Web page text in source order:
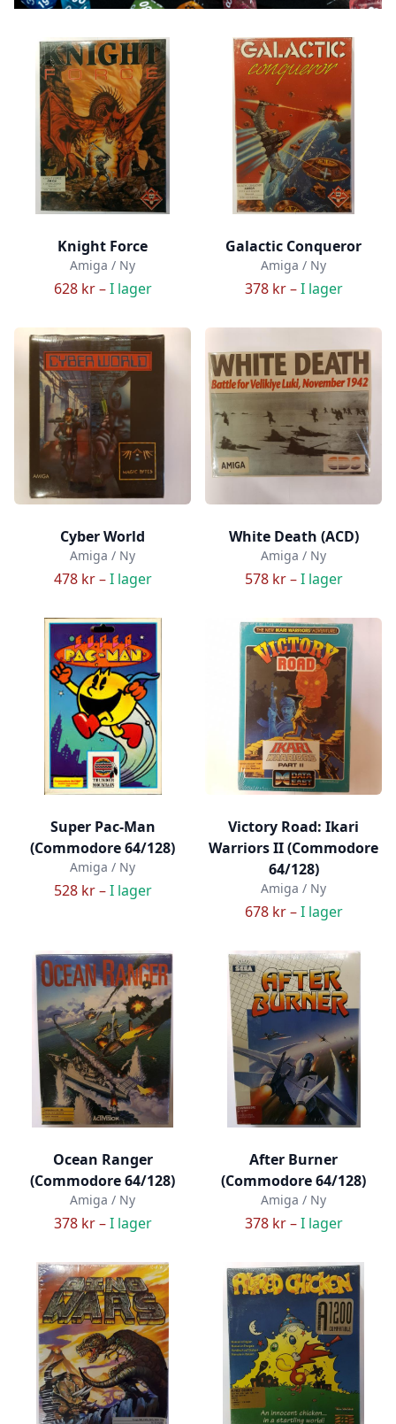
Knight Force
Amiga / Ny
628 kr –I lager
Galactic Conqueror
Amiga / Ny
378 kr –I lager
Cyber World
Amiga / Ny
478 kr –I lager
White Death (ACD)
Amiga / Ny
578 kr –I lager
Super Pac-Man
(Commodore 64/128)
Amiga / Ny
528 kr –I lager
Victory Road: Ikari
Warriors II (Commodore
64/128)
Amiga / Ny
678 kr –I lager
Ocean Ranger
(Commodore 64/128)
Amiga / Ny
378 kr –I lager
After Burner
(Commodore 64/128)
Amiga / Ny
378 kr –I lager